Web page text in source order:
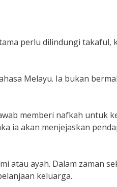
perlu dilindungi takaful,
Melayu. Ia bukan
memberi nafkah untuk
ia akan menjejaskan
atau ayah. Dalam zaman
keluarga.